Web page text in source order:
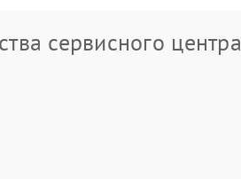
сервисного центра